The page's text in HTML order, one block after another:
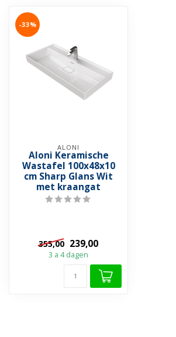
-33%
ALONI
Aloni Keramische
Wastafel 100x48x10
cm Sharp Glans Wit
met kraangat
355,00 239,00
3 a 4 dagen